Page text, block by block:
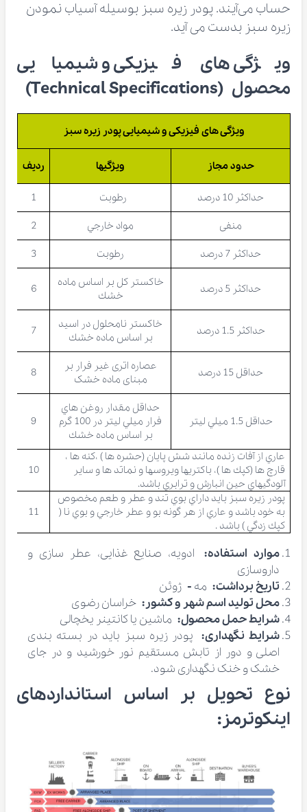
حساب می‌آیند. پودر زیره سبز بوسیله آسیاب نمودن
زیره سبز بدست می آید.
ویژگی های فیزیکی و شیمیایی
محصول (Technical Specifications)
ویژگی های فیزیکی و شیمیایی پودر زیره سبز
حدود مجاز ویژگیها ردیف
حداکثر 10 درصد رطوبت 1
منفی مواد خارجي 2
حداكثر 7 درصد رطوبت 3
حداكثر 5 درصد
خاكستر کل بر اساس ماده
خشك
6
حداكثر 1.5 درصد
خاكستر نامحلول در اسید
بر اساس ماده خشك
7
حداقل 15 درصد
عصاره اتری غیر فرار بر
مبنای ماده خشک
8
حداقل 1.5 ميلي ليتر
حداقل مقدار روغن هاي
فرار ميلي ليتر در 100 گرم
بر اساس ماده خشك
9
عاري از آفات زنده مانند شش پايان (حشره ها ) ،كنه ها ،
قارچ ها (كپك ها )، باكتريها ويروسها و نماتد ها و ساير
آلودگيهاي حين انبارش و ترابري باشد.
10
پودر زیره سبز بايد داراي بوي تند و عطر و طعم مخصوص
به خود باشد و عاري از هر گونه بو و عطر خارجي و بوي نا (
كپك زدگي ) باشد .
11
موارد استفاده: ادویه، صنایع غذایی، عطر سازی و
داروسازی
تاریخ برداشت: مه - ژوئن
محل تولید اسم شهر و کشور: خراسان رضوی
شرایط حمل محصول: ماشین یا کانتینر یخچالی
شرایط نگهداری: پودر زیره سبز بايد در بسته بندی
اصلی و دور از تابش مستقيم نور خورشيد و در جای
خشک و خنک نگهداری شود.
نوع تحویل بر اساس استانداردهای
اینکوترمز: